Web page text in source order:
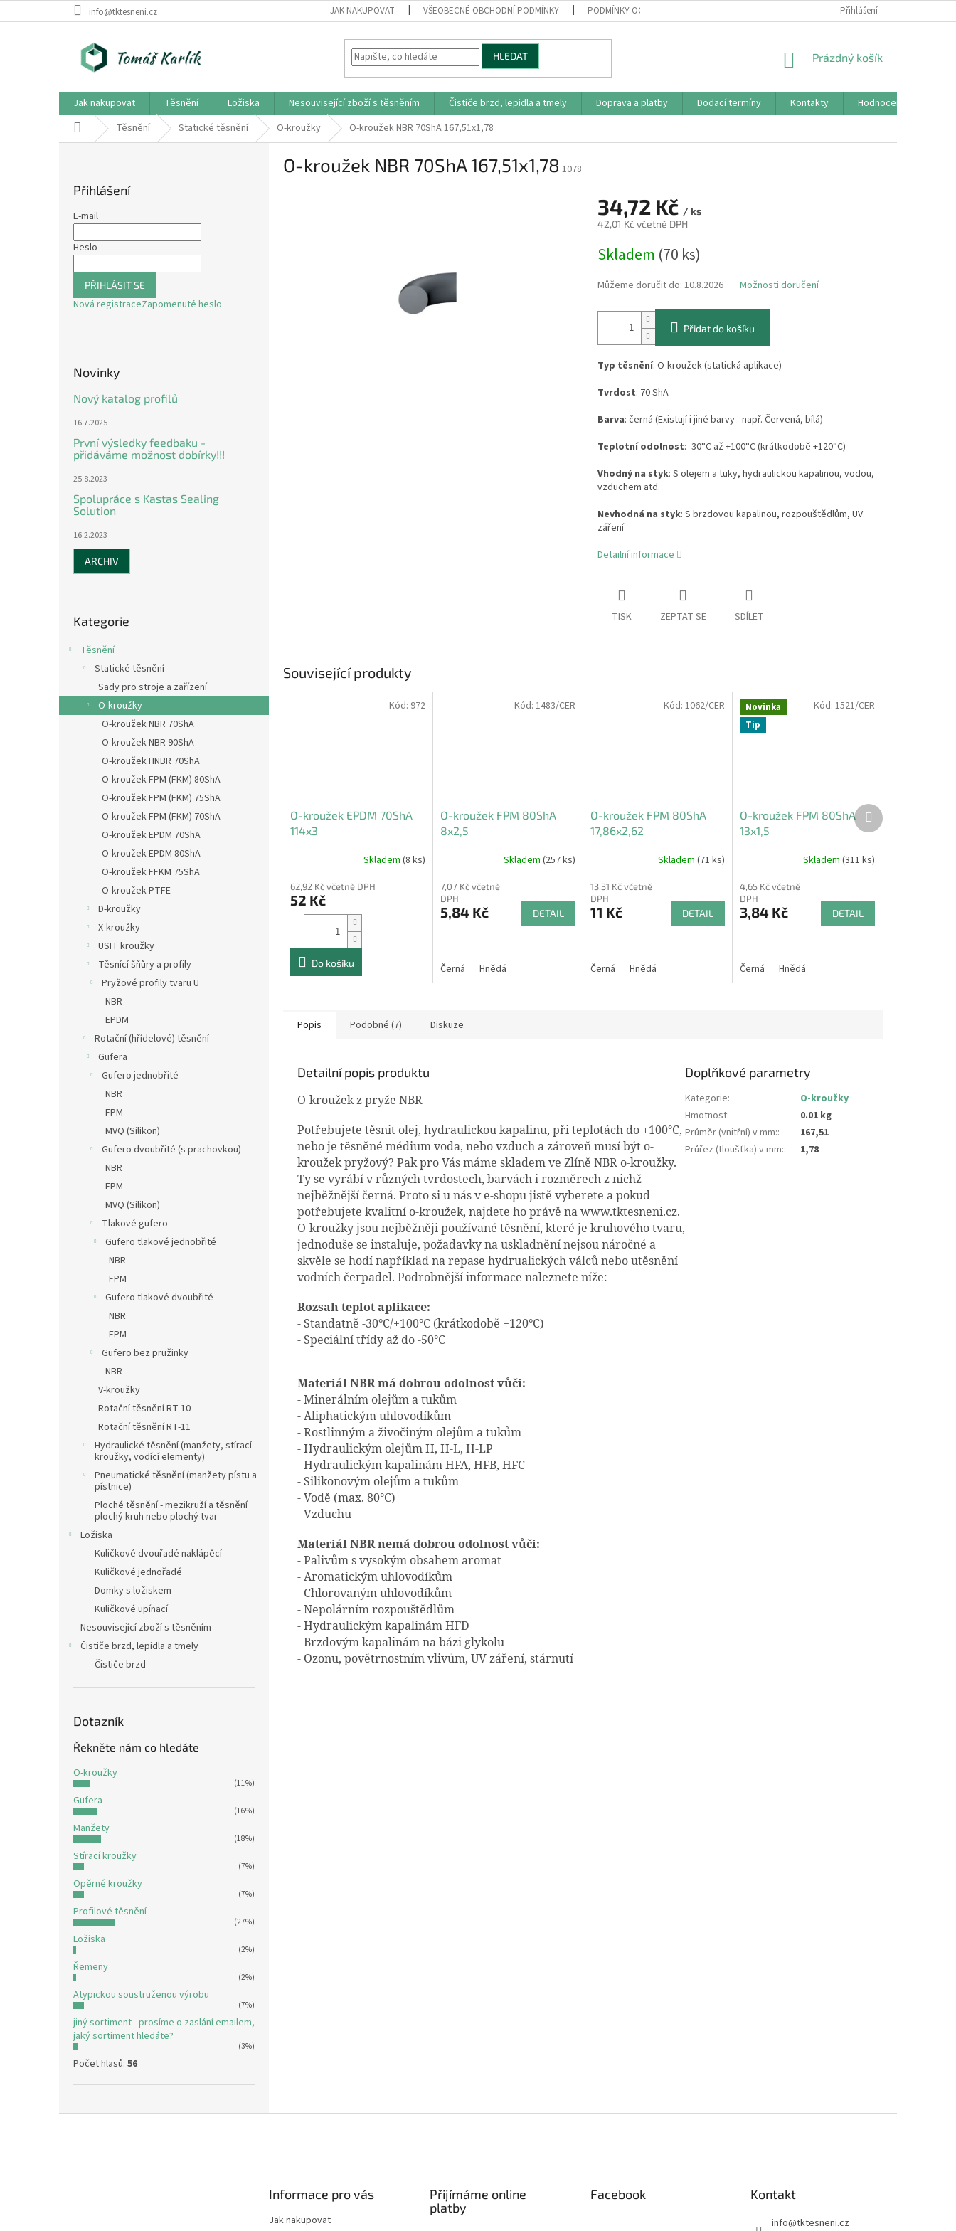
na
info@tktesneni.cz JAK NAKUPOVAT VŠEOBECNÉ OBCHODNÍ PODMÍNKY PODMÍNKY OCHRANY OSOBNÍCH ÚDAJŮ (GDPR) REKLAMAČNÍ ŘÁD
Přihlášení
HLEDAT
NÁKUPNÍ
Prázdný košík
Jak nakupovat Těsnění Ložiska Nesouvisející zboží s těsněním Čističe brzd, lepidla a tmely Doprava a platby Dodací termíny Kontakty
Hodnocení obchodu
Domů Těsnění Statické těsnění O-kroužky O-kroužek NBR 70ShA 167,51x1,78
Přihlášení
E-mail
Heslo
PŘIHLÁSIT SE
Nová registraceZapomenuté heslo
Novinky
Nový katalog profilů
16.7.2025
První výsledky feedbaku -
přidáváme možnost dobírky!!!
25.8.2023
Spolupráce s Kastas Sealing
Solution
16.2.2023
ARCHIV
kategorie
Kategorie
Těsnění
Statické těsnění
Sady pro stroje a zařízení
O-kroužky
O-kroužek NBR 70ShA
O-kroužek NBR 90ShA
O-kroužek HNBR 70ShA
O-kroužek FPM (FKM) 80ShA
O-kroužek FPM (FKM) 75ShA
O-kroužek FPM (FKM) 70ShA
O-kroužek EPDM 70ShA
O-kroužek EPDM 80ShA
O-kroužek FFKM 75ShA
O-kroužek PTFE
D-kroužky
X-kroužky
USIT kroužky
Těsnící šňůry a profily
Pryžové profily tvaru U
NBR
EPDM
Rotační (hřídelové) těsnění
Gufera
Gufero jednobřité
NBR
FPM
MVQ (Silikon)
Gufero dvoubřité (s prachovkou)
NBR
FPM
MVQ (Silikon)
Tlakové gufero
Gufero tlakové jednobřité
NBR
FPM
Gufero tlakové dvoubřité
NBR
FPM
Gufero bez pružinky
NBR
V-kroužky
Rotační těsnění RT-10
Rotační těsnění RT-11
Hydraulické těsnění (manžety, stírací
kroužky, vodící elementy)
Pneumatické těsnění (manžety pístu a
pístnice)
Ploché těsnění - mezikruží a těsnění
plochý kruh nebo plochý tvar
Ložiska
Kuličkové dvouřadé naklápěcí
Kuličkové jednořadé
Domky s ložiskem
Kuličkové upínací
Nesouvisející zboží s těsněním
Čističe brzd, lepidla a tmely
Čističe brzd
Dotazník
Řekněte nám co hledáte
O-kroužky
(11%)
Gufera
(16%)
Manžety
(18%)
Stírací kroužky
(7%)
Opěrné kroužky
(7%)
Profilové těsnění
(27%)
Ložiska
(2%)
Řemeny
(2%)
Atypickou soustruženou výrobu
(7%)
jiný sortiment - prosíme o zaslání emailem,
jaký sortiment hledáte?
(3%)
Počet hlasů: 56
O-kroužek NBR 70ShA 167,51x1,78 1078
34,72 Kč / ks
42,01 Kč včetně DPH
cena:
Skladem (70 ks)
Můžeme doručit do: 10.8.2026 Možnosti doručení
Přidat do košíku
Typ těsnění: O-kroužek (statická aplikace)
Tvrdost: 70 ShA
Barva: černá (Existují i jiné barvy - např. Červená, bílá)
Teplotní odolnost: -30°C až +100°C (krátkodobě +120°C)
Vhodný na styk: S olejem a tuky, hydraulickou kapalinou, vodou,
vzduchem atd.
Nevhodná na styk: S brzdovou kapalinou, rozpouštědlům, UV
záření
Detailní informace
TISK ZEPTAT SE SDÍLET
Související produkty
O-kroužek EPDM 70ShA
114x3
Skladem (8 ks)
62,92 Kč včetně DPH
52 Kč
Do košíku
Kód: 972
O-kroužek FPM 80ShA
8x2,5
Skladem (257 ks)
7,07 Kč včetně
DPH
5,84 Kč DETAIL
Černá Hnědá
Kód: 1483/CER
O-kroužek FPM 80ShA
17,86x2,62
Skladem(71 ks)
13,31 Kč včetně
DPH
11 Kč DETAIL
Černá Hnědá
Kód:1062/CER
Novinka
Tip
O-kroužek FPM 80ShA
13x1,5
Skladem (311 ks)
4,65 Kč včetně
DPH
3,84 Kč DETAIL
Černá Hnědá
Kód: 1521/CER
Další
produkt
Popis Podobné (7) Diskuze
Detailní popis produktu
O-kroužek z pryže NBR
Potřebujete těsnit olej, hydraulickou kapalinu, při teplotách do +100°C,
nebo je těsněné médium voda, nebo vzduch a zároveň musí být o-
kroužek pryžový? Pak pro Vás máme skladem ve Zlíně NBR o-kroužky.
Ty se vyrábí v různých tvrdostech, barvách i rozměrech z nichž
nejběžnější černá. Proto si u nás v e-shopu jistě vyberete a pokud
potřebujete kvalitní o-kroužek, najdete ho právě na www.tktesneni.cz.
O-kroužky jsou nejběžněji používané těsnění, které je kruhového tvaru,
jednoduše se instaluje, požadavky na uskladnění nejsou náročné a
skvěle se hodí například na repase hydrualických válců nebo utěsnění
vodních čerpadel. Podrobnější informace naleznete níže:
Rozsah teplot aplikace:
- Standatně -30°C/+100°C (krátkodobě +120°C)
- Speciální třídy až do -50°C
Materiál NBR má dobrou odolnost vůči:
- Minerálním olejům a tukům
- Aliphatickým uhlovodíkům
- Rostlinným a živočiným olejům a tukům
- Hydraulickým olejům H, H-L, H-LP
- Hydraulickým kapalinám HFA, HFB, HFC
- Silikonovým olejům a tukům
- Vodě (max. 80°C)
- Vzduchu
Materiál NBR nemá dobrou odolnost vůči:
- Palivům s vysokým obsahem aromat
- Aromatickým uhlovodíkům
- Chlorovaným uhlovodíkům
- Nepolárním rozpouštědlům
- Hydraulickým kapalinám HFD
- Brzdovým kapalinám na bázi glykolu
- Ozonu, povětrnostním vlivům, UV záření, stárnutí
Doplňkové parametry
Kategorie:
O-kroužky
Hmotnost:
0.01 kg
Průměr (vnitřní) v mm::
167,51
Průřez (tloušťka) v mm:: 1,78
Informace pro vás
Jak nakupovat
Přijímáme online
platby
Facebook Kontakt
info@tktesneni.cz